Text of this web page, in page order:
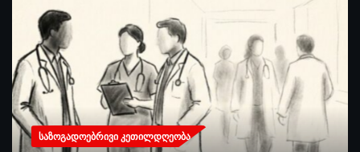
ᲡᲐᲖᲝᲒᲐᲓᲝᲔᲑᲠᲘᲕᲘ ᲙᲔᲗᲘᲚᲓᲦᲔᲝᲑᲐ